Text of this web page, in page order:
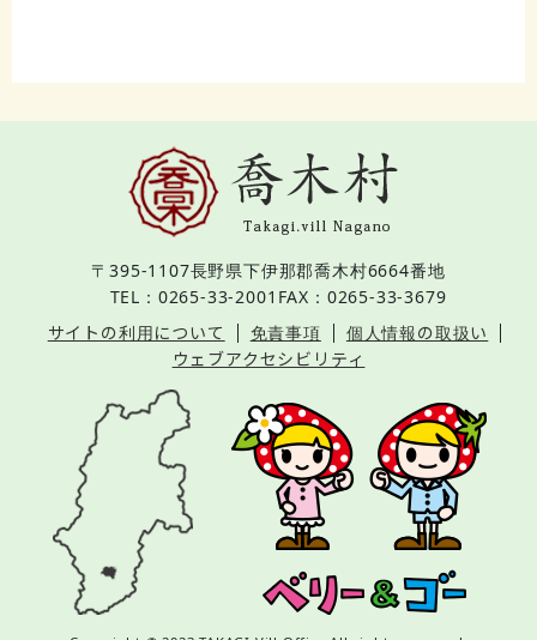
〒395-1107長野県下伊那郡喬木村6664番地
TEL：0265-33-2001 FAX：0265-33-3679
サイトの利用について
免責事項
個人情報の取扱い
ウェブアクセシビリティ